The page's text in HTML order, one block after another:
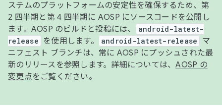
ステムのプラットフォームの安定性を確保するため、第
2 四半期と第 4 四半期に AOSP にソースコードを公開し
ます。AOSP のビルドと投稿には、
android-latest-
release
を使用します。 android-latest-release
マ
ニフェスト ブランチは、常に AOSP にプッシュされた最
新のリリースを参照します。詳細については、AOSP の
変更点をご覧ください。